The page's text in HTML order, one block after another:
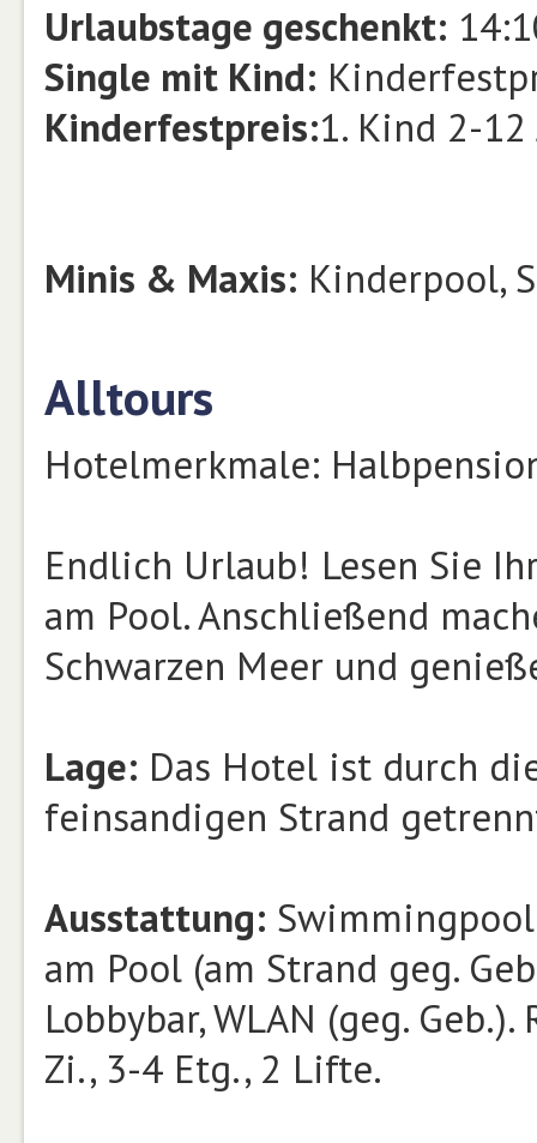
Urlaubstage geschenkt:
Single mit Kind:
Kinderfestpreis:1. Kind 2-12
Minis & Maxis: Kinderpool,
Alltours
Hotelmerkmale:
Endlich Urlaub! Lesen Sie
am Pool. Anschließend
Schwarzen Meer und
Lage: Das Hotel ist durch
feinsandigen Strand
Ausstattung:
am Pool (am Strand geg.
Lobbybar, WLAN (geg.
Zi., 3-4 Etg., 2 Lifte.